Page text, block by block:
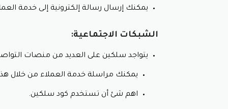
إدارة الأجهزة الذكية من أي مكان.
استفد من تخفيضات المتجر مع
التحكم بالأوامر الصوتية.
مميزات شراء منتجات
يمكنك إرسال رسالة إلكترونية إلى خدمة
الشبكات الاجتماعية:
يتواجد سلكين على العديد من منصات
يمكنك مراسلة خدمة العملاء من خلال
اهم شئ أن تستخدم كود سلكين.